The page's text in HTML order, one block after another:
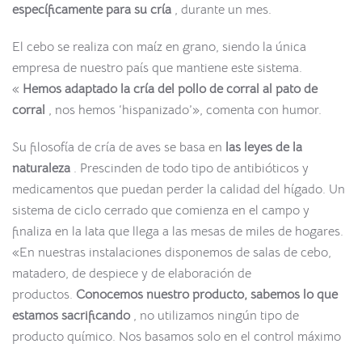
específicamente para su cría , durante un mes.
El cebo se realiza con maíz en grano, siendo la única
empresa de nuestro país que mantiene este sistema.
« Hemos adaptado la cría del pollo de corral al pato de
corral , nos hemos ‘hispanizado’», comenta con humor.
Su filosofía de cría de aves se basa en las leyes de la
naturaleza . Prescinden de todo tipo de antibióticos y
medicamentos que puedan perder la calidad del hígado. Un
sistema de ciclo cerrado que comienza en el campo y
finaliza en la lata que llega a las mesas de miles de hogares.
«En nuestras instalaciones disponemos de salas de cebo,
matadero, de despiece y de elaboración de
productos. Conocemos nuestro producto, sabemos lo que
estamos sacrificando, no utilizamos ningún tipo de
producto químico. Nos basamos solo en el control máximo